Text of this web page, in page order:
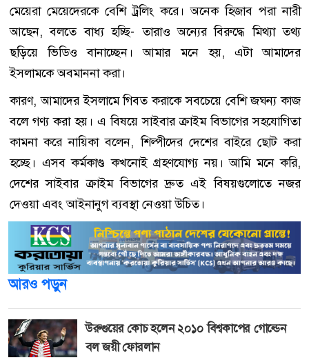
মেয়েরা মেয়েদেরকে বেশি ট্রলিং করে। অনেক হিজাব পরা নারী
আছেন, বলতে বাধ্য হচ্ছি- তারাও অন্যের বিরুদ্ধে মিথ্যা তথ্য
ছড়িয়ে ভিডিও বানাচ্ছেন। আমার মনে হয়, এটা আমাদের
ইসলামকে অবমাননা করা।
কারণ, আমাদের ইসলামে গিবত করাকে সবচেয়ে বেশি জঘন্য কাজ
বলে গণ্য করা হয়। এ বিষয়ে সাইবার ক্রাইম বিভাগের সহযোগিতা
কামনা করে নায়িকা বলেন, শিল্পীদের দেশের বাইরে ছোট করা
হচ্ছে। এসব কর্মকাণ্ড কখনোই গ্রহণযোগ্য নয়। আমি মনে করি,
দেশের সাইবার ক্রাইম বিভাগের দ্রুত এই বিষয়গুলোতে নজর
দেওয়া এবং আইনানুগ ব্যবস্থা নেওয়া উচিত।
আরও পড়ুন
উরুগুয়ের কোচ হলেন ২০১০ বিশ্বকাপের গোল্ডেন
বল জয়ী ফোরলান